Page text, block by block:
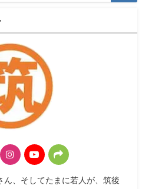
ん、そしてたまに若人が、筑後